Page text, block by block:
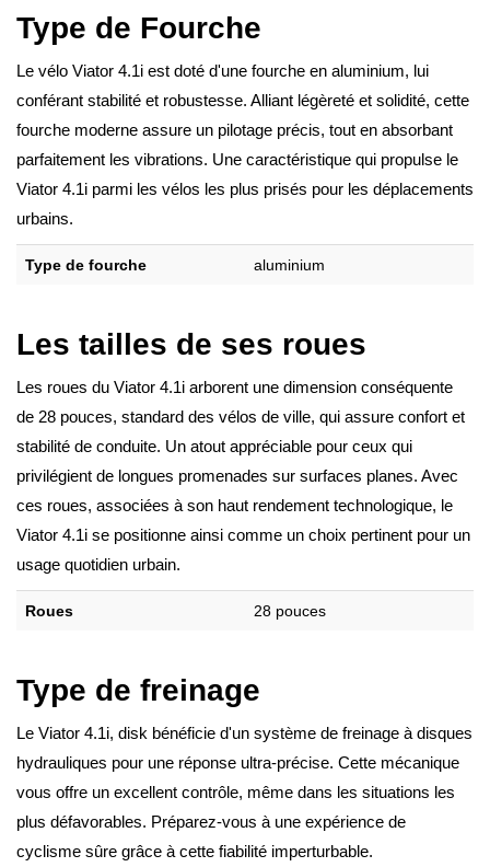
Type de Fourche
Le vélo Viator 4.1i est doté d'une fourche en aluminium, lui
conférant stabilité et robustesse. Alliant légèreté et solidité, cette
fourche moderne assure un pilotage précis, tout en absorbant
parfaitement les vibrations. Une caractéristique qui propulse le
Viator 4.1i parmi les vélos les plus prisés pour les déplacements
urbains.
Type de fourche aluminium
Les tailles de ses roues
Les roues du Viator 4.1i arborent une dimension conséquente
de 28 pouces, standard des vélos de ville, qui assure confort et
stabilité de conduite. Un atout appréciable pour ceux qui
privilégient de longues promenades sur surfaces planes. Avec
ces roues, associées à son haut rendement technologique, le
Viator 4.1i se positionne ainsi comme un choix pertinent pour un
usage quotidien urbain.
Roues 28 pouces
Type de freinage
Le Viator 4.1i, disk bénéficie d'un système de freinage à disques
hydrauliques pour une réponse ultra-précise. Cette mécanique
vous offre un excellent contrôle, même dans les situations les
plus défavorables. Préparez-vous à une expérience de
cyclisme sûre grâce à cette fiabilité imperturbable.